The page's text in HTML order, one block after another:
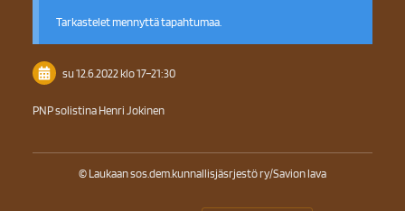
Tarkastelet mennyttä tapahtumaa.
su 12.6.2022klo 17–21:30
PNP solistina Henri Jokinen
©Laukaan sos.dem.kunnallisjäsrjestö ry/Savion lava